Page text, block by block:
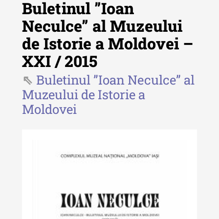
Revista "Cercetări istorice"
Revista "Cercetări istorice" - XLIV
- 2025
Revista "Cercetări istorice" - XLIII
- 2024
Indexul Complet
de Istorie a Moldovei
Buletinul ”Ioan
Neculce” al Muzeului
de Istorie a Moldovei –
XXI / 2015
Buletinul ”Ioan Neculce” al
Muzeului de Istorie a
Moldovei